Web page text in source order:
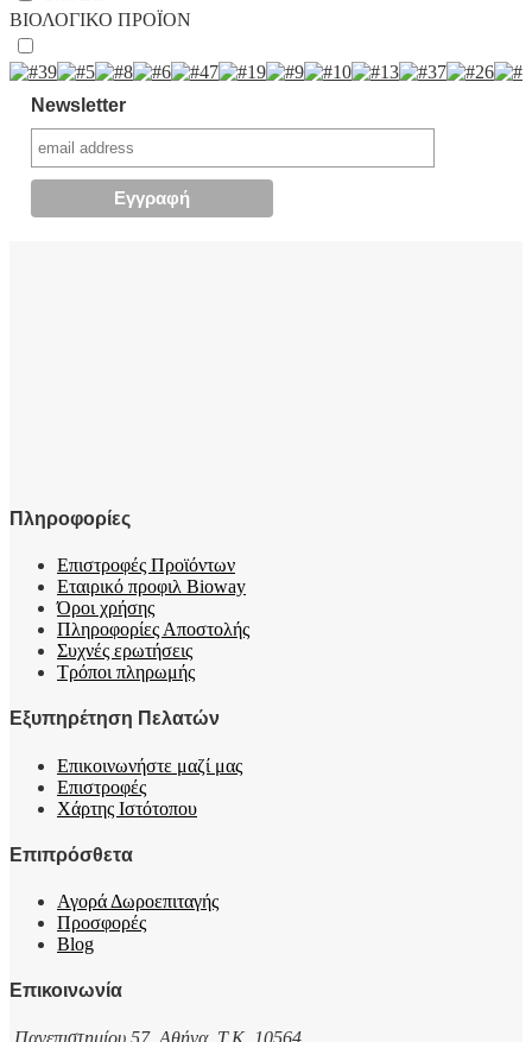
ΒΙΟΛΟΓΙΚΟ ΠΡΟΪΟΝ
Newsletter
Πληροφορίες
Επιστροφές Προϊόντων
Εταιρικό προφιλ Bioway
Όροι χρήσης
Πληροφορίες Αποστολής
Συχνές ερωτήσεις
Τρόποι πληρωμής
Εξυπηρέτηση Πελατών
Επικοινωνήστε μαζί μας
Επιστροφές
Χάρτης Ιστότοπου
Επιπρόσθετα
Αγορά Δωροεπιταγής
Προσφορές
Blog
Επικοινωνία
Πανεπιστημίου 57, Αθήνα, T.K. 10564